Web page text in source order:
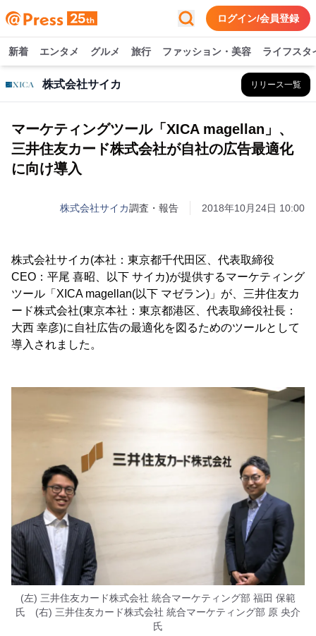
ログイン/会員登録
新着 エンタメ グルメ 旅行 ファッション・美容 ライフスタ
株式会社サイカ リリース一覧
マーケティングツール「XICA magellan」、
三井住友カード株式会社が自社の広告最適化
に向け導入
株式会社サイカ調査・報告 2018年10月24日 10:00
株式会社サイカ(本社：東京都千代田区、代表取締役
CEO：平尾 喜昭、以下 サイカ)が提供するマーケティング
ツール「XICA magellan(以下 マゼラン)」が、三井住友カ
ード株式会社(東京本社：東京都港区、代表取締役社長：
大西 幸彦)に自社広告の最適化を図るためのツールとして
導入されました。
(左) 三井住友カード株式会社 統合マーケティング部 福田 保範
氏 (右) 三井住友カード株式会社 統合マーケティング部 原 央介
氏